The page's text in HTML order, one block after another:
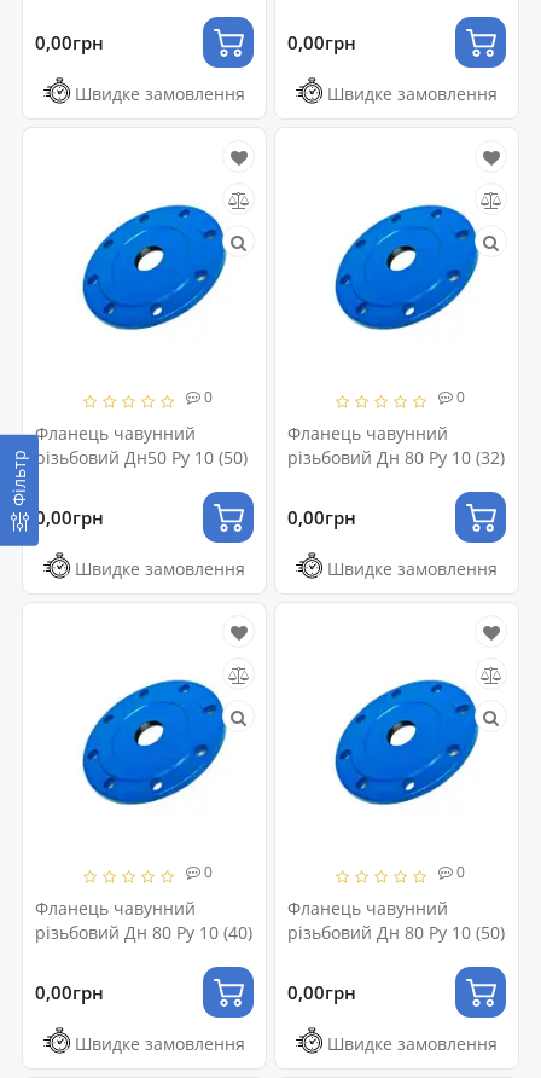
Фільтр
0,00грн
Швидке замовлення
0,00грн
Швидке замовлення
0
Фланець чавунний
різьбовий Дн50 Ру 10 (50)
0,00грн
Швидке замовлення
0
Фланець чавунний
різьбовий Дн 80 Ру 10 (32)
0,00грн
Швидке замовлення
0
Фланець чавунний
різьбовий Дн 80 Ру 10 (40)
0,00грн
Швидке замовлення
0
Фланець чавунний
різьбовий Дн 80 Ру 10 (50)
0,00грн
Швидке замовлення